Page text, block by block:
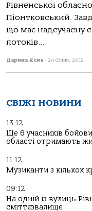
Рівненської
Піонтковський.
що має надсучасну
потоків...
Дарина Ясна - 24 Січня, 2019
СВІЖІ НОВИНИ
13:12
Ще 6 учасників
області отримають
11:12
Музиканти з кількох
09:12
На одній із вулиць
сміттєзвалище